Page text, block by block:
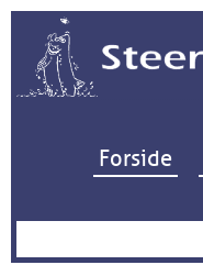
Forside
Søg